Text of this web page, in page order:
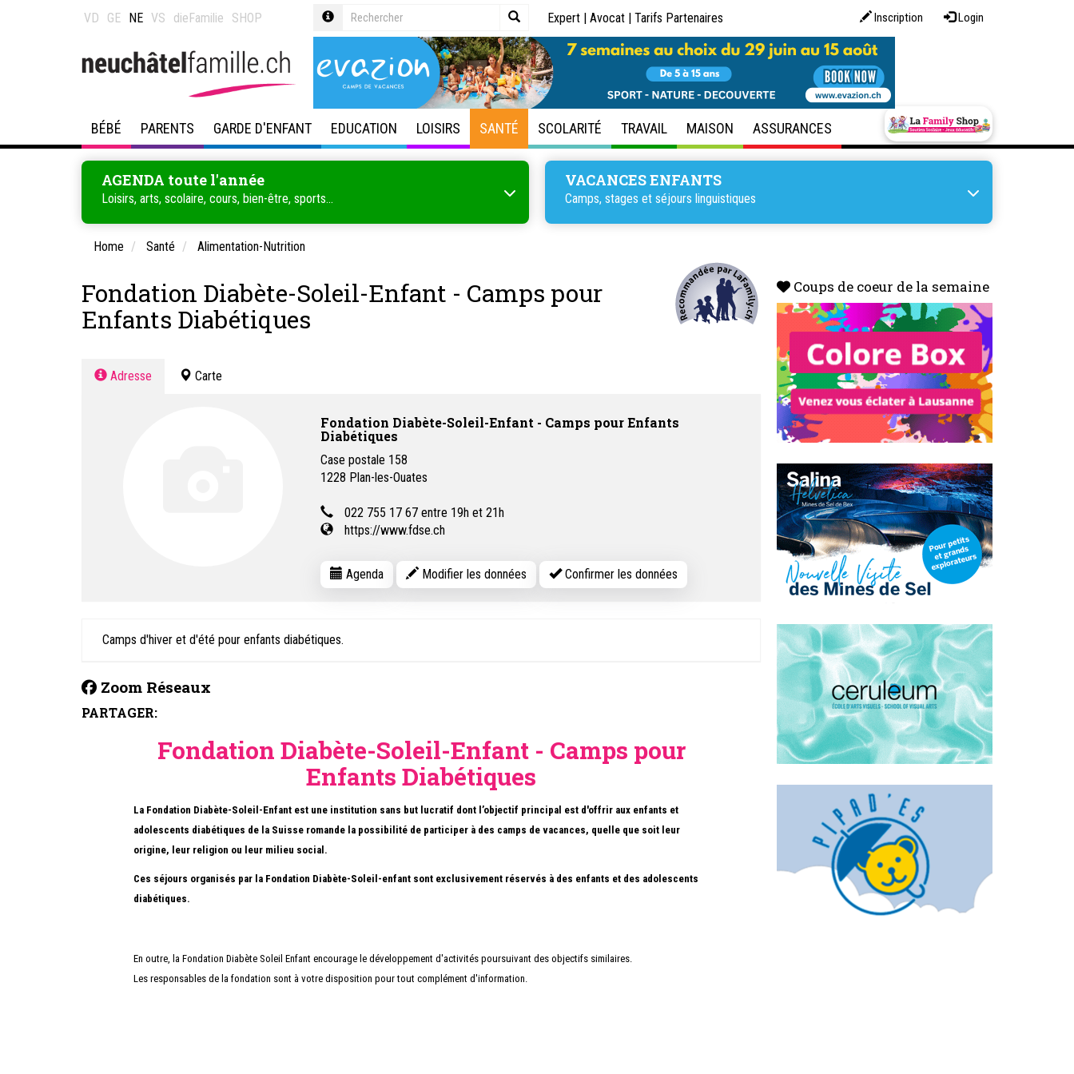
VD GE NE VS dieFamilie SHOP Inscription Login
Expert | Avocat | Tarifs Partenaires
BÉBÉ PARENTS GARDE D'ENFANT EDUCATION LOISIRS SANTÉ SCOLARITÉ TRAVAIL MAISON ASSURANCES
AGENDA toute l'année
Loisirs, arts, scolaire, cours, bien-être, sports...
VACANCES ENFANTS
Camps, stages et séjours linguistiques
Home Santé Alimentation-Nutrition
Fondation Diabète-Soleil-Enfant - Camps pour
Enfants Diabétiques
Adresse Carte
Fondation Diabète-Soleil-Enfant - Camps pour Enfants
Diabétiques
Case postale 158
1228 Plan-les-Ouates
022 755 17 67 entre 19h et 21h
https://www.fdse.ch
Agenda Modifier les données Confirmer les données
Camps d'hiver et d'été pour enfants diabétiques.
Zoom Réseaux
PARTAGER:
Fondation Diabète-Soleil-Enfant - Camps pour
Enfants Diabétiques
La Fondation Diabète-Soleil-Enfant est une institution sans but lucratif dont l’objectif principal est d'offrir aux enfants et
adolescents diabétiques de la Suisse romande la possibilité de participer à des camps de vacances, quelle que soit leur
origine, leur religion ou leur milieu social.
Ces séjours organisés par la Fondation Diabète-Soleil-enfant sont exclusivement réservés à des enfants et des adolescents
diabétiques.
En outre, la Fondation Diabète Soleil Enfant encourage le développement d'activités poursuivant des objectifs similaires.
Les responsables de la fondation sont à votre disposition pour tout complément d'information.
Coups de coeur de la semaine